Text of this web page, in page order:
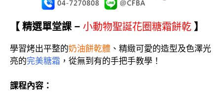
【 精選單堂課 – 小動物聖誕花圈糖霜餅乾 】
學習烤出平整的奶油餅乾體 、精緻可愛的造型及色澤光
亮的完美糖霜 ，從無到有的手把手教學！
課程內容：